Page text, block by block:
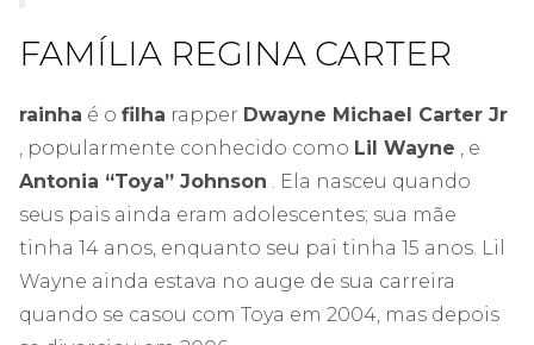
FAMÍLIA REGINA CARTER
rainha é o filha rapper Dwayne Michael Carter Jr
, popularmente conhecido como Lil Wayne , e
Antonia “Toya” Johnson . Ela nasceu quando
seus pais ainda eram adolescentes; sua mãe
tinha 14 anos, enquanto seu pai tinha 15 anos. Lil
Wayne ainda estava no auge de sua carreira
quando se casou com Toya em 2004, mas depois